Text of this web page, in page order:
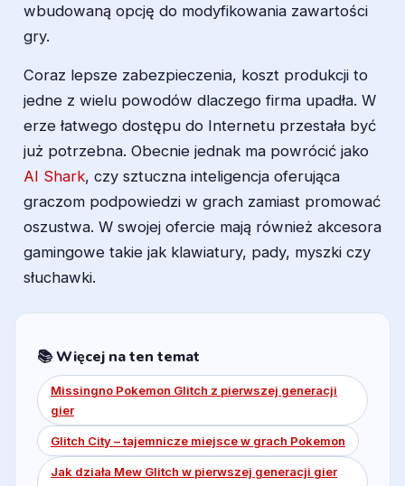
wbudowaną opcję do modyfikowania zawartości
gry.
Coraz lepsze zabezpieczenia, koszt produkcji to
jedne z wielu powodów dlaczego firma upadła. W
erze łatwego dostępu do Internetu przestała być
już potrzebna. Obecnie jednak ma powrócić jako
AI Shark, czy sztuczna inteligencja oferująca
graczom podpowiedzi w grach zamiast promować
oszustwa. W swojej ofercie mają również akcesora
gamingowe takie jak klawiatury, pady, myszki czy
słuchawki.
📚 Więcej na ten temat
Missingno Pokemon Glitch z pierwszej generacji
gier
Glitch City – tajemnicze miejsce w grach Pokemon
Jak działa Mew Glitch w pierwszej generacji gier